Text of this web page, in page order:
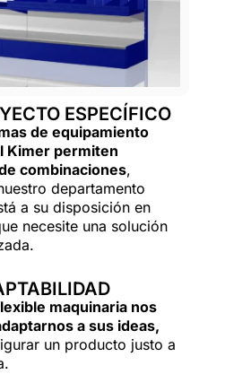
ESPECÍFICO
de equipamiento
Kimer permiten
combinaciones,
departamento
a su disposición en
necesite una solución
maquinaria nos
a sus ideas,
un producto justo a